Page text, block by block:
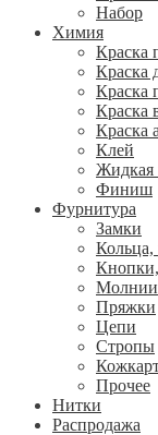
Набор
Химия
Краска
Краска
Краска
Краска
Краска
Клей
Жидкая
Финиш
Фурнитура
Замки
Молнии
Пряжки
Цепи
Стропы
Прочее
Нитки
Распродажа